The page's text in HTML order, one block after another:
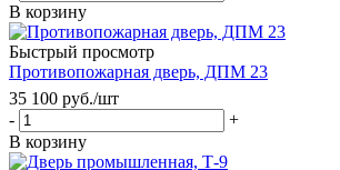
В корзину
Быстрый просмотр
Противопожарная дверь, ДПМ 23
35 100 руб./шт
-
+
В корзину